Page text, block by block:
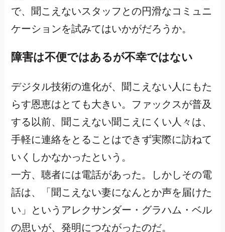
で、聞こえないスタッフとの円滑なコミュニ
ケーションを試みてはいかがだろうか。
障害は不便ではあるが不幸ではない
デジタル技術の進化が、聞こえない人にもた
らす恩恵はとても大きい。ファックスが普及
する以前、聞こえない聞こえにくい人々は、
手軽に連絡をとることはできず実際に訪ねて
いくしかなかったという。
一方、聴者には電話があった。しかしその電
話は、「聞こえない妻になんとか声を届けた
い」というアレクサンダー・グラハム・ベル
の思いが、発明につながったのだ。